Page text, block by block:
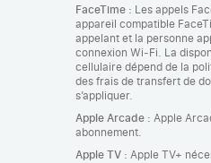
FaceTime : Les appels
appareil compatible
appelant et la personne
connexion Wi‑Fi. La
cellulaire dépend de la
des frais de transfert de
s’appliquer.
Apple Arcade : Apple
abonnement.
Apple TV : Apple TV+